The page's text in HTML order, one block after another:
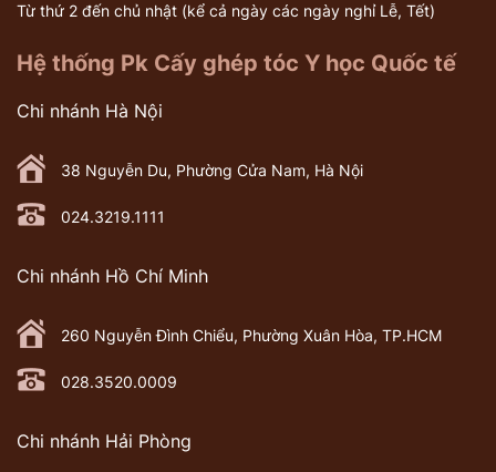
Từ thứ 2 đến chủ nhật (kể cả ngày các ngày nghỉ Lễ, Tết)
Hệ thống Pk Cấy ghép tóc Y học Quốc tế
Chi nhánh Hà Nội
38 Nguyễn Du, Phường Cửa Nam, Hà Nội
024.3219.1111
Chi nhánh Hồ Chí Minh
260 Nguyễn Đình Chiểu, Phường Xuân Hòa, TP.HCM
028.3520.0009
Chi nhánh Hải Phòng